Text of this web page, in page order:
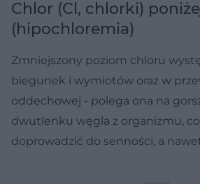
Chlor (Cl, chlorki)
(hipochloremia)
Zmniejszony poziom chloru
biegunek i wymiotów oraz w
oddechowej - polega ona na
dwutlenku węgla z organizmu,
doprowadzić do senności, a